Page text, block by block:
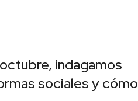
indagamos
sociales y cómo